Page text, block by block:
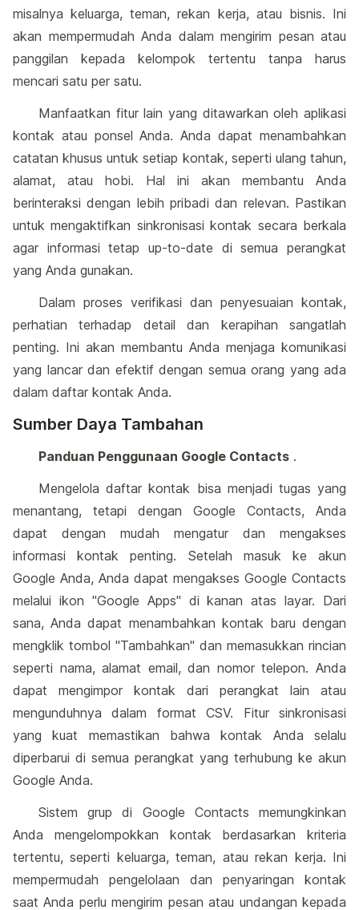
misalnya keluarga, teman, rekan kerja, atau bisnis. Ini
akan mempermudah Anda dalam mengirim pesan atau
panggilan kepada kelompok tertentu tanpa harus
mencari satu per satu.
Manfaatkan fitur lain yang ditawarkan oleh aplikasi
kontak atau ponsel Anda. Anda dapat menambahkan
catatan khusus untuk setiap kontak, seperti ulang tahun,
alamat, atau hobi. Hal ini akan membantu Anda
berinteraksi dengan lebih pribadi dan relevan. Pastikan
untuk mengaktifkan sinkronisasi kontak secara berkala
agar informasi tetap up-to-date di semua perangkat
yang Anda gunakan.
Dalam proses verifikasi dan penyesuaian kontak,
perhatian terhadap detail dan kerapihan sangatlah
penting. Ini akan membantu Anda menjaga komunikasi
yang lancar dan efektif dengan semua orang yang ada
dalam daftar kontak Anda.
Sumber Daya Tambahan
Panduan Penggunaan Google Contacts .
Mengelola daftar kontak bisa menjadi tugas yang
menantang, tetapi dengan Google Contacts, Anda
dapat dengan mudah mengatur dan mengakses
informasi kontak penting. Setelah masuk ke akun
Google Anda, Anda dapat mengakses Google Contacts
melalui ikon "Google Apps" di kanan atas layar. Dari
sana, Anda dapat menambahkan kontak baru dengan
mengklik tombol "Tambahkan" dan memasukkan rincian
seperti nama, alamat email, dan nomor telepon. Anda
dapat mengimpor kontak dari perangkat lain atau
mengunduhnya dalam format CSV. Fitur sinkronisasi
yang kuat memastikan bahwa kontak Anda selalu
diperbarui di semua perangkat yang terhubung ke akun
Google Anda.
Sistem grup di Google Contacts memungkinkan
Anda mengelompokkan kontak berdasarkan kriteria
tertentu, seperti keluarga, teman, atau rekan kerja. Ini
mempermudah pengelolaan dan penyaringan kontak
saat Anda perlu mengirim pesan atau undangan kepada